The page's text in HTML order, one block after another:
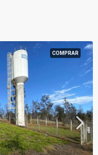
COMPRAR